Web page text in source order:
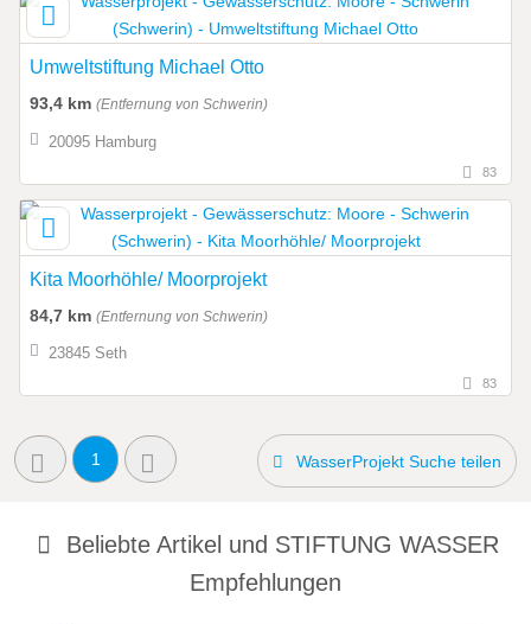
Umweltstiftung Michael Otto
93,4 km (Entfernung von Schwerin)
20095 Hamburg
83
Kita Moorhöhle/ Moorprojekt
84,7 km (Entfernung von Schwerin)
23845 Seth
83
1 WasserProjekt Suche teilen
Beliebte Artikel und STIFTUNG WASSER
Empfehlungen